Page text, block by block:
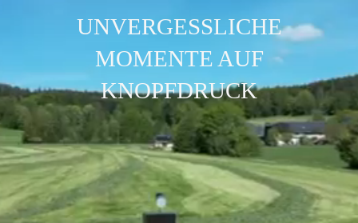
UNVERGESSLICHE
MOMENTE AUF
KNOPFDRUCK